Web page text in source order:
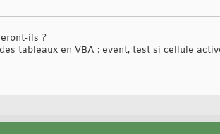
ils ?
tableaux en VBA : event, test si cellule